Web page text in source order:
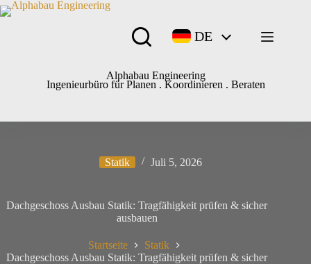
Alphabau Engineering
Ingenieurbüro für Planen . Koordinieren . Beraten
DE
Statik Juli 5, 2026
Dachgeschoss Ausbau Statik: Tragfähigkeit prüfen & sicher
ausbauen
Startseite
Statik
Dachgeschoss Ausbau Statik: Tragfähigkeit prüfen & sicher